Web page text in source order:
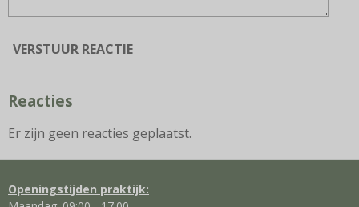
VERSTUUR REACTIE
Reacties
Er zijn geen reacties geplaatst.
Openingstijden praktijk: